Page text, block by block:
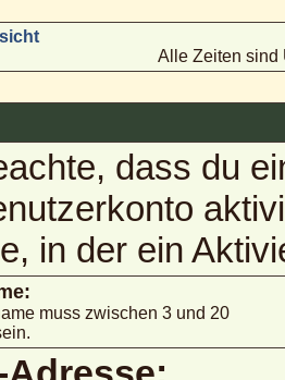
Alle Zeiten sind
dass du
in der ein
muss zwischen 3 und 20